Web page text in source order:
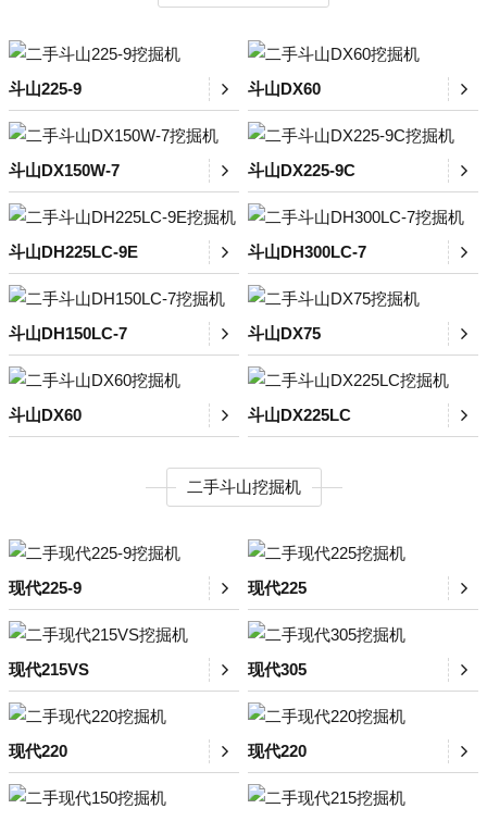
斗山225-9 斗山DX60
斗山DX150W-7 斗山DX225-9C
斗山DH225LC-9E 斗山DH300LC-7
斗山DH150LC-7 斗山DX75
斗山DX60 斗山DX225LC
二手斗山挖掘机
现代225-9 现代225
现代215VS 现代305
现代220 现代220